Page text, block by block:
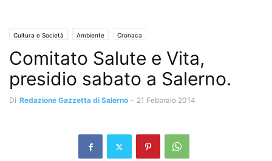
Cultura e Società Ambiente Cronaca
Comitato Salute e Vita,
presidio sabato a Salerno.
Di Redazione Gazzetta di Salerno - 21 Febbraio 2014